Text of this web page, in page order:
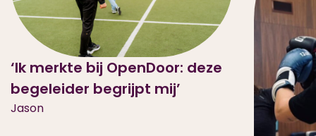
‘Ik merkte bij OpenDoor: deze
begeleider begrijpt mij’
Jason